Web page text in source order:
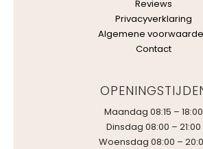
Reviews
Privacyverklaring
Algemene
Contact
Maandag 08:15 – 18:00
Dinsdag 08:00 – 21:00
Woensdag 08:00 –